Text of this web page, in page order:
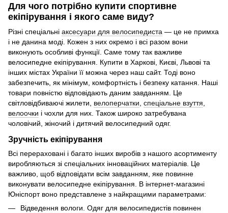
Для чого потрібно купити спортивне
екіпірування і якого саме виду?
Різні спеціальні аксесуари для велосипедиста — це не примха
і не данина моді. Кожен з них окремо і всі разом вони
виконують особливі функції. Саме тому так важливе
велосипедне екіпірування. Купити в Харкові, Києві, Львові та
інших містах України її можна через наш сайт. Тоді воно
забезпечить, як мінімум, комфортність і безпеку катання. Наші
товари повністю відповідають даним завданням. Це
світловідбиваючі жилети, велоперчатки спеціальне взуття
велоочки і чохли для них. Також широко затребувана
чоловічий, жіночий і дитячий велосипедний одяг.
Зручність екіпірування
Всі перераховані і багато інших виробів з нашого асортименту
виробляються зі спеціальних інноваційних матеріалів. Це
важливо, щоб відповідати всім завданням, яке повинне
виконувати велосипедне екіпірування. В інтернет-магазині
Юніспорт воно представлене з найкращими параметрами:
Відведення вологи. Одяг для велосипедистів повинен